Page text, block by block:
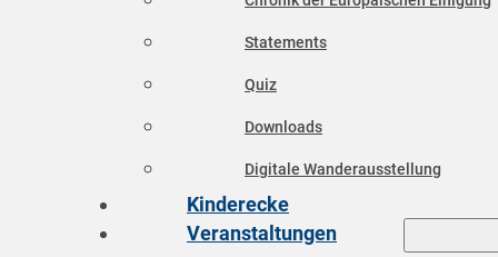
Statements
Quiz
Downloads
Digitale Wanderausstellung
Kinderecke
Veranstaltungen